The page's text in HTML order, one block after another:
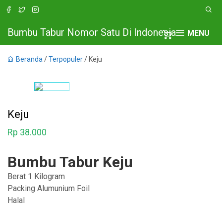
MENU
Bumbu Tabur Nomor Satu Di Indonesia
Beranda /Terpopuler/ Keju
Keju
Rp 38.000
Bumbu Tabur Keju
Berat 1 Kilogram
Packing Alumunium Foil
Halal